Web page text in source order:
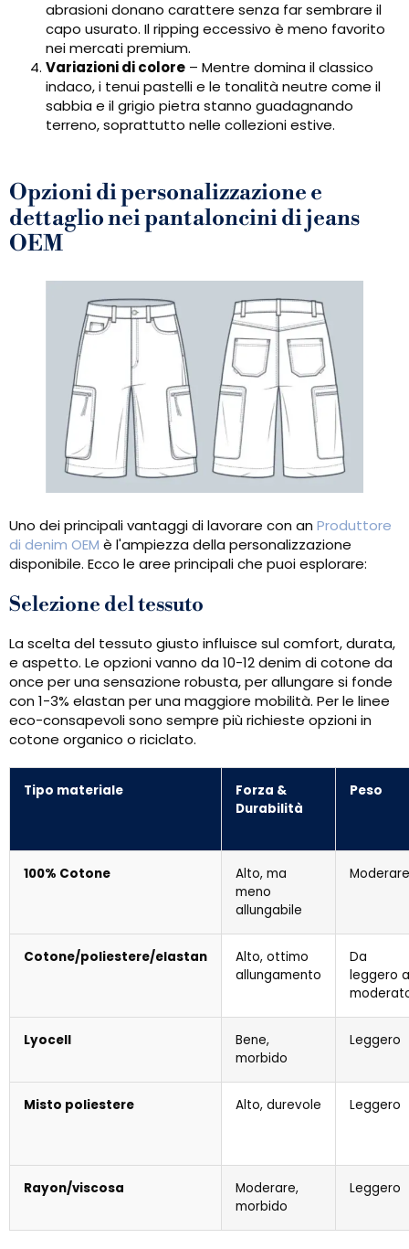
abrasioni donano carattere senza far sembrare il
capo usurato. Il ripping eccessivo è meno favorito
nei mercati premium.
Variazioni di colore – Mentre domina il classico
indaco, i tenui pastelli e le tonalità neutre come il
sabbia e il grigio pietra stanno guadagnando
terreno, soprattutto nelle collezioni estive.
Opzioni di personalizzazione e
dettaglio nei pantaloncini di jeans
OEM
Uno dei principali vantaggi di lavorare con an Produttore
di denim OEM è l'ampiezza della personalizzazione
disponibile. Ecco le aree principali che puoi esplorare:
Selezione del tessuto
La scelta del tessuto giusto influisce sul comfort, durata,
e aspetto. Le opzioni vanno da 10-12 denim di cotone da
once per una sensazione robusta, per allungare si fonde
con 1-3% elastan per una maggiore mobilità. Per le linee
eco-consapevoli sono sempre più richieste opzioni in
cotone organico o riciclato.
Tipo materiale
Forza &
Durabilità
Peso
100% Cotone
Alto, ma
meno
allungabile
Moderare
Cotone/poliestere/elastan
Alto, ottimo
allungamento
Da
leggero a
Lyocell
Bene,
morbido
Leggero
Misto poliestere Alto, durevole Leggero
Rayon/viscosa
Moderare,
morbido
Leggero